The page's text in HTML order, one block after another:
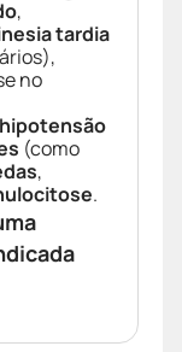
,
tardia
no
hipotensão
(como
,
.